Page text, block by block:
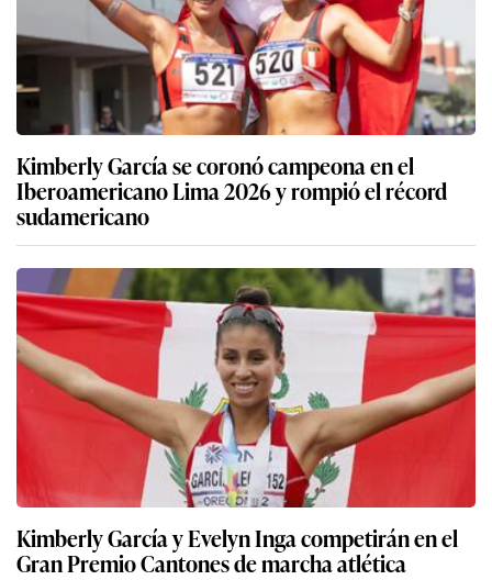
Kimberly García se coronó campeona en el
Iberoamericano Lima 2026 y rompió el récord
sudamericano
Kimberly García y Evelyn Inga competirán en el
Gran Premio Cantones de marcha atlética